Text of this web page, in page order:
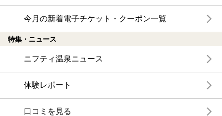
今月の新着電子チケット・クーポン一覧
特集・ニュース
ニフティ温泉ニュース
体験レポート
口コミを見る